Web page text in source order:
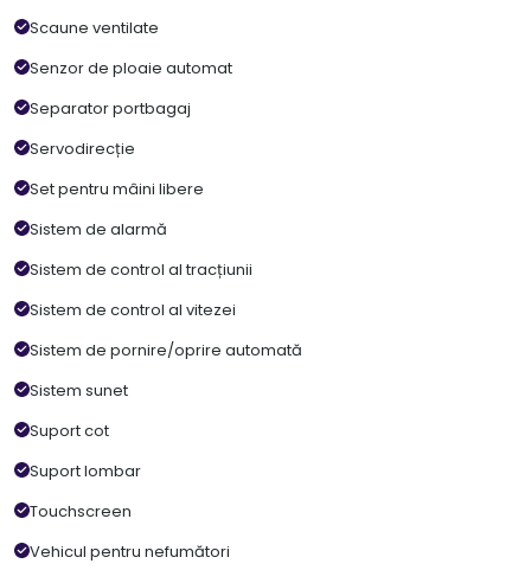
Scaune ventilate
Senzor de ploaie automat
Separator portbagaj
Servodirecție
Set pentru mâini libere
Sistem de alarmă
Sistem de control al tracțiunii
Sistem de control al vitezei
Sistem de pornire/oprire automată
Sistem sunet
Suport cot
Suport lombar
Touchscreen
Vehicul pentru nefumători